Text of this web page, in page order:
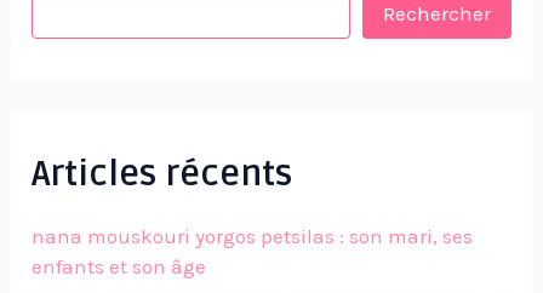
Rechercher
Articles récents
nana mouskouri yorgos petsilas : son mari, ses
enfants et son âge